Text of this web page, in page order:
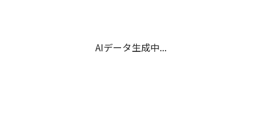
AIデータ生成中...